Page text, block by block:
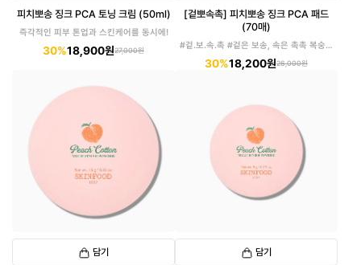
피치뽀송 징크 PCA 토닝 크림 (50ml)
즉각적인 피부 톤업과 스킨케어를 동시에!
30%18,900원27,000원
[겉뽀속촉] 피치뽀송 징크 PCA 패드
(70매)
#겉.보.속.촉 #겉은 보송, 속은 촉촉 복숭아
30%18,200원26,000원
담기 담기